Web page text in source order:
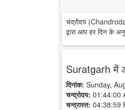
चंद्रोदय
द्वारा आप हर दिन के
Suratgarh में
दिनांक: Sunday,
चन्द्रोदय: 01:44:00
चन्द्रास्त: 04:38:59